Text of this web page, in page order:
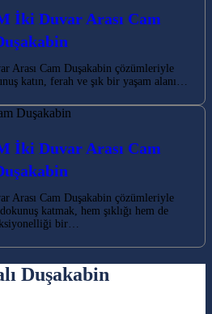
İki Duvar Arası Cam
Arası Cam Duşakabin çözümleriyle
katın, ferah ve şık bir yaşam alanı…
İki Duvar Arası Cam
Arası Cam Duşakabin çözümleriyle
katmak, hem şıklığı hem de
bir…
Duşakabin